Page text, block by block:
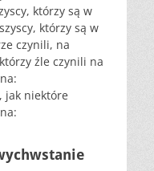
którzy są w
którzy są w
czynili, na
źle czynili na
jak niektóre